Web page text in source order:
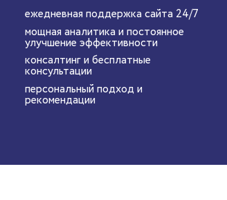
ежедневная поддержка сайта 24/7
мощная аналитика и постоянное
улучшение эффективности
консалтинг и бесплатные
консультации
персональный подход и
рекомендации